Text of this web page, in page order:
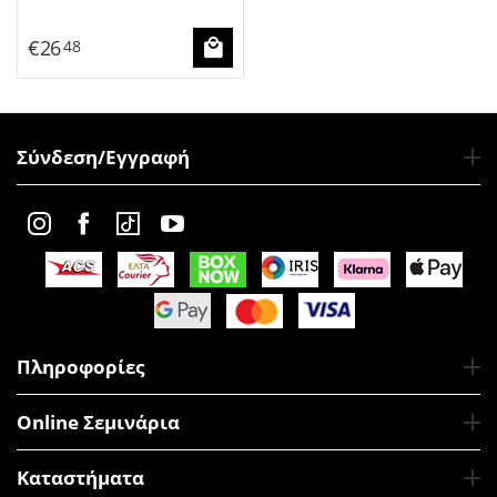
€2648
Σύνδεση/Εγγραφή
Πληροφορίες
Online Σεμινάρια
Καταστήματα